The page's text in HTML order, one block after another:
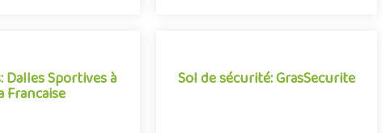
Dalles Sportives à
Francaise
Dalles Sportives à
Sol de sécurité: GrasSecurite